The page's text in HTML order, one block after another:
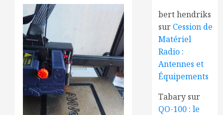
bert hendriks
sur Cession de
Matériel
Radio :
Antennes et
Équipements
Tabary sur
QO-100 : le